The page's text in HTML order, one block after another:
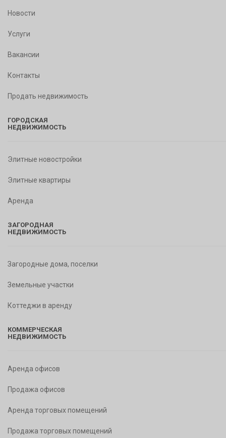
Новости
Услуги
Вакансии
Контакты
Продать недвижимость
ГОРОДСКАЯ
НЕДВИЖИМОСТЬ
Элитные новостройки
Элитные квартиры
Аренда
ЗАГОРОДНАЯ
НЕДВИЖИМОСТЬ
Загородные дома, поселки
Земельные участки
Коттеджи в аренду
КОММЕРЧЕСКАЯ
НЕДВИЖИМОСТЬ
Аренда офисов
Продажа офисов
Аренда торговых помещений
Продажа торговых помещений